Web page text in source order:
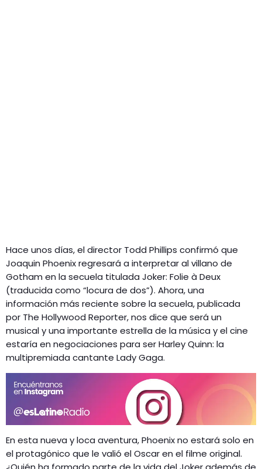
Hace unos días, el director Todd Phillips confirmó que
Joaquin Phoenix regresará a interpretar al villano de
Gotham en la secuela titulada Joker: Folie à Deux
(traducida como “locura de dos”). Ahora, una
información más reciente sobre la secuela, publicada
por The Hollywood Reporter, nos dice que será un
musical y una importante estrella de la música y el cine
estaría en negociaciones para ser Harley Quinn: la
multipremiada cantante Lady Gaga.
En esta nueva y loca aventura, Phoenix no estará solo en
el protagónico que le valió el Oscar en el filme original.